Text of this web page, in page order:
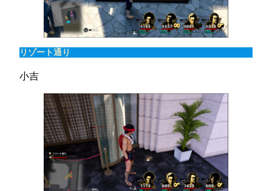
リゾート通り
小吉